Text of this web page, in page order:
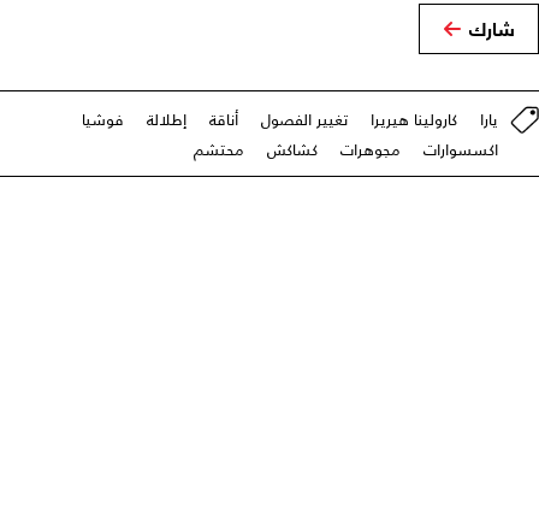
شارك
يارا كارولينا هيريرا تغيير الفصول أناقة إطلالة
فوشيا
اكسسوارات
مجوهرات كشاكش محتشم